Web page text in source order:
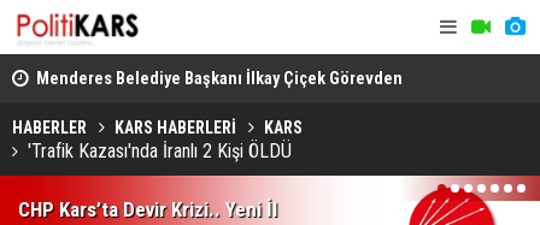
Menderes Belediye Başkanı İlkay Çiçek Görevden
Uzaklaştırıldı
HABERLER KARS HABERLERİ KARS
'Trafik Kazası'nda İranlı 2 Kişi ÖLDÜ
CHP Kars’ta Devir Krizi.. Yeni İl
1 2 3 4 5 6 7